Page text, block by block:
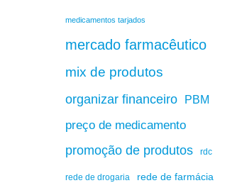
medicamentos tarjados
mercado farmacêutico
mix de produtos
organizar financeiro
PBM
preço de medicamento
promoção de produtos rdc
rede de drogaria rede de farmácia